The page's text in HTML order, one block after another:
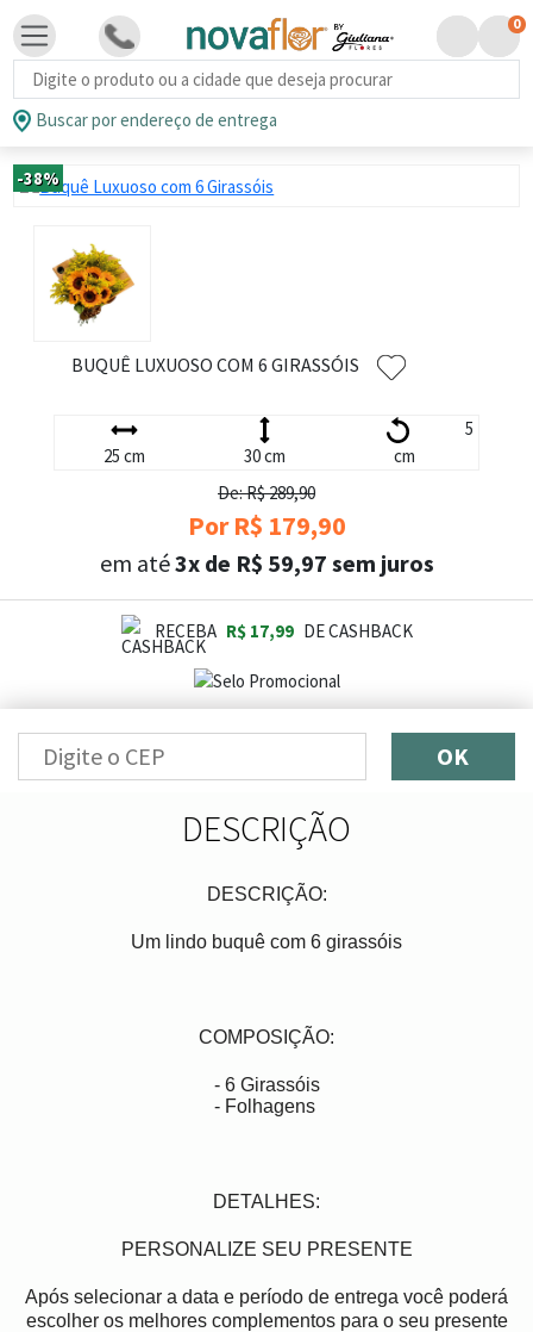
Busca de produtos
0
Buscar por endereço de entrega
-38%
BUQUÊ LUXUOSO COM 6 GIRASSÓIS
25 cm 30 cm
5
cm
De: R$ 289,90
Por R$ 179,90
em até3x de R$ 59,97 sem juros
RECEBA R$ 17,99 DE CASHBACK
OK
DESCRIÇÃO
DESCRIÇÃO:
Um lindo buquê com 6 girassóis
COMPOSIÇÃO:
- 6 Girassóis
- Folhagens
DETALHES:
PERSONALIZE SEU PRESENTE
Após selecionar a data e período de entrega você poder
escolher os melhores complementos para o seu presente